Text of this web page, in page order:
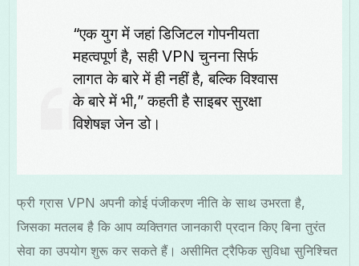
“एक युग में जहां डिजिटल गोपनीयता
महत्वपूर्ण है, सही VPN चुनना सिर्फ
लागत के बारे में ही नहीं है, बल्कि विश्वास
के बारे में भी,” कहती है साइबर सुरक्षा
विशेषज्ञ जेन डो।
फ्री ग्रास VPN अपनी कोई पंजीकरण नीति के साथ उभरता है,
जिसका मतलब है कि आप व्यक्तिगत जानकारी प्रदान किए बिना तुरंत
सेवा का उपयोग शुरू कर सकते हैं। असीमित ट्रैफिक सुविधा सुनिश्चित